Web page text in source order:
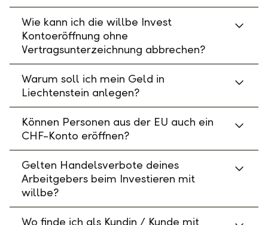
Wie kann ich die willbe Invest
Kontoeröffnung ohne
Vertragsunterzeichnung abbrechen?
Warum soll ich mein Geld in
Liechtenstein anlegen?
Können Personen aus der EU auch ein
CHF-Konto eröffnen?
Gelten Handelsverbote deines
Arbeitgebers beim Investieren mit
willbe?
Wo finde ich als Kundin / Kunde mit